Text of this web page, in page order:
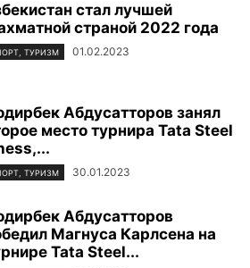
стал лучшей
страной 2022 года
ТУРИЗМ 01.02.2023
Абдусатторов занял
место турнира Tata Steel
ТУРИЗМ 30.01.2023
Абдусатторов
Магнуса Карлсена на
Tata Steel...